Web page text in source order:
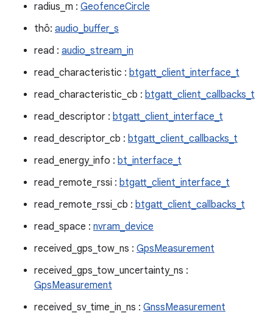
radius_m : GeofenceCircle
thô: audio_buffer_s
read : audio_stream_in
read_characteristic : btgatt_client_interface_t
read_characteristic_cb : btgatt_client_callbacks_t
read_descriptor : btgatt_client_interface_t
read_descriptor_cb : btgatt_client_callbacks_t
read_energy_info : bt_interface_t
read_remote_rssi : btgatt_client_interface_t
read_remote_rssi_cb : btgatt_client_callbacks_t
read_space : nvram_device
received_gps_tow_ns : GpsMeasurement
received_gps_tow_uncertainty_ns :
GpsMeasurement
received_sv_time_in_ns : GnssMeasurement